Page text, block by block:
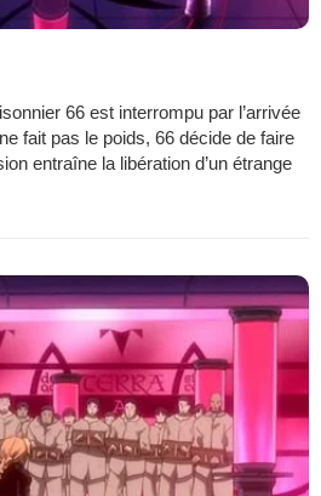
66 est interrompu par l’arrivée
fait pas le poids, 66 décide de faire
entraîne la libération d’un étrange